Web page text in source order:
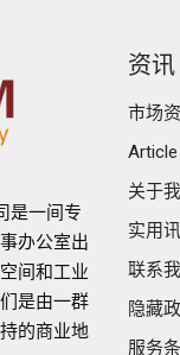
是一间专
办公室出
间和工业
是由一群
的商业地
资讯
市场
Article
关于
实用
联系
隐藏
服务